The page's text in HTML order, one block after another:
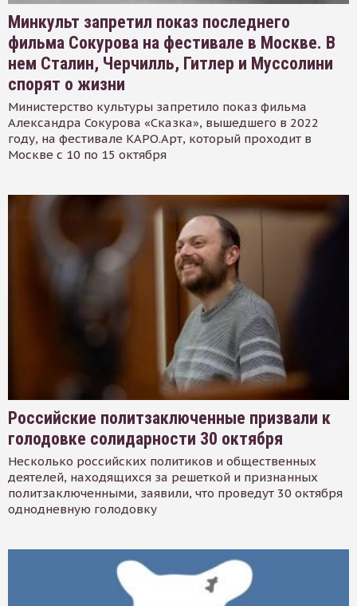
Минкульт запретил показ последнего
фильма Сокурова на фестивале в Москве. В
нем Сталин, Черчилль, Гитлер и Муссолини
спорят о жизни
Министерство культуры запретило показ фильма
Александра Сокурова «Сказка», вышедшего в 2022
году, на фестивале КАРО.Арт, который проходит в
Москве с 10 по 15 октября
Российские политзаключенные призвали к
голодовке солидарности 30 октября
Несколько российских политиков и общественных
деятелей, находящихся за решеткой и признанных
политзаключенными, заявили, что проведут 30 октября
однодневную голодовку